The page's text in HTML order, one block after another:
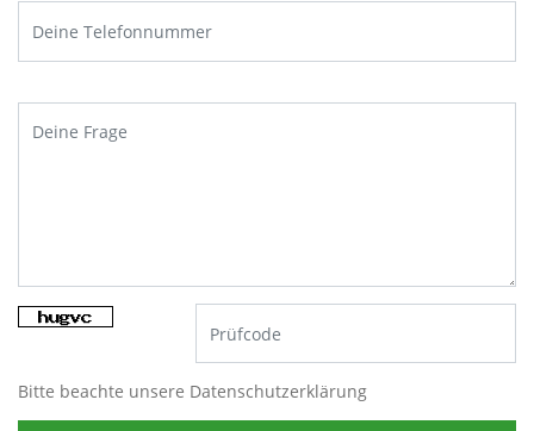
Bitte beachte unsere Datenschutzerklärung